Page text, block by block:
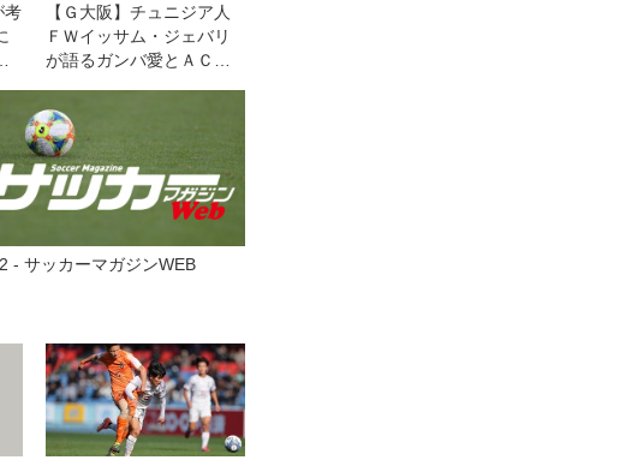
考
【Ｇ大阪】チュニジア人
ＦＷイッサム・ジェバリ
が語るガンバ愛とＡＣＬ
ルをこのクラブの歴史に
刻みたい！」
- サッカーマガジンWEB